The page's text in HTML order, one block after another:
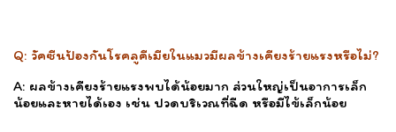
Q: วัคซีนป้องกันโรคลูคีเมียในแมวมีผลข้างเคียงร้ายแรงหรือไม่?
A: ผลข้างเคียงร้ายแรงพบได้น้อยมาก ส่วนใหญ่เป็นอาการเล็ก
น้อยและหายได้เอง เช่น ปวดบริเวณที่ฉีด หรือมีไข้เล็กน้อย